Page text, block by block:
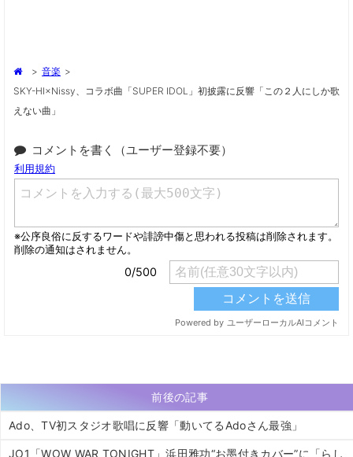
> 音楽 >
SKY-HI×Nissy、コラボ曲「SUPER IDOL」初披露に反響「この２人にしか歌
えない曲」
コメントを書く（ユーザー登録不要）
前後の記事
Ado、TV初スタジオ歌唱に反響「動いてるAdoさん最強」
JO1「WOW WAR TONIGHT」浜田雅功“お墨付きカバー”に「らし